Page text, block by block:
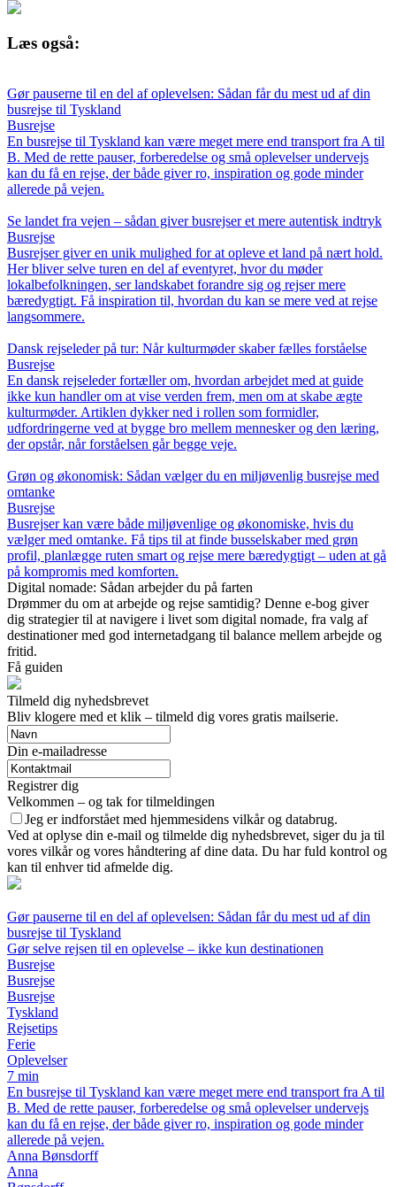
Læs også:
Gør pauserne til en del af oplevelsen: Sådan får du mest ud af din
busrejse til Tyskland
Busrejse
En busrejse til Tyskland kan være meget mere end transport fra A til
B. Med de rette pauser, forberedelse og små oplevelser undervejs
kan du få en rejse, der både giver ro, inspiration og gode minder
allerede på vejen.
Se landet fra vejen – sådan giver busrejser et mere autentisk indtryk
Busrejse
Busrejser giver en unik mulighed for at opleve et land på nært hold.
Her bliver selve turen en del af eventyret, hvor du møder
lokalbefolkningen, ser landskabet forandre sig og rejser mere
bæredygtigt. Få inspiration til, hvordan du kan se mere ved at rejse
langsommere.
Dansk rejseleder på tur: Når kulturmøder skaber fælles forståelse
Busrejse
En dansk rejseleder fortæller om, hvordan arbejdet med at guide
ikke kun handler om at vise verden frem, men om at skabe ægte
kulturmøder. Artiklen dykker ned i rollen som formidler,
udfordringerne ved at bygge bro mellem mennesker og den læring,
der opstår, når forståelsen går begge veje.
Grøn og økonomisk: Sådan vælger du en miljøvenlig busrejse med
omtanke
Busrejse
Busrejser kan være både miljøvenlige og økonomiske, hvis du
vælger med omtanke. Få tips til at finde busselskaber med grøn
profil, planlægge ruten smart og rejse mere bæredygtigt – uden at gå
på kompromis med komforten.
Digital nomade: Sådan arbejder du på farten
Drømmer du om at arbejde og rejse samtidig? Denne e-bog giver
dig strategier til at navigere i livet som digital nomade, fra valg af
destinationer med god internetadgang til balance mellem arbejde og
fritid.
Få guiden
Tilmeld dig nyhedsbrevet
Bliv klogere med et klik – tilmeld dig vores gratis mailserie.
Din e-mailadresse
Registrer dig
Velkommen – og tak for tilmeldingen
Jeg er indforstået med hjemmesidens vilkår og databrug.
Ved at oplyse din e-mail og tilmelde dig nyhedsbrevet, siger du ja til
vores vilkår og vores håndtering af dine data. Du har fuld kontrol og
kan til enhver tid afmelde dig.
Gør pauserne til en del af oplevelsen: Sådan får du mest ud af din
busrejse til Tyskland
Gør selve rejsen til en oplevelse – ikke kun destinationen
Busrejse
Busrejse
Busrejse
Tyskland
Rejsetips
Ferie
Oplevelser
7 min
En busrejse til Tyskland kan være meget mere end transport fra A til
B. Med de rette pauser, forberedelse og små oplevelser undervejs
kan du få en rejse, der både giver ro, inspiration og gode minder
allerede på vejen.
Anna Bønsdorff
Anna